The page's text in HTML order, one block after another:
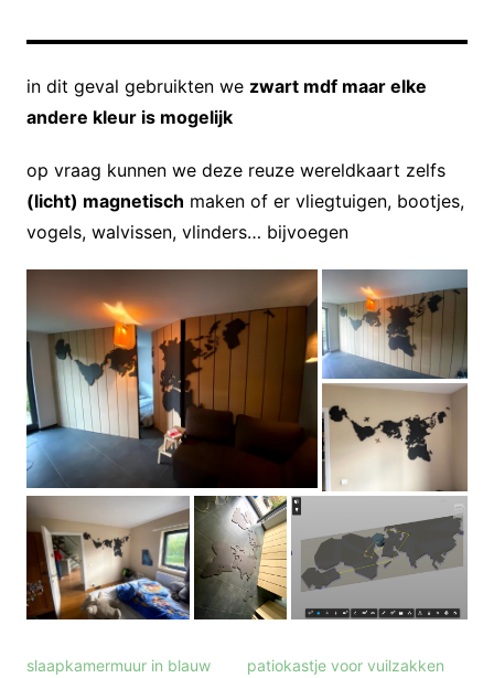
in dit geval gebruikten we zwart mdf maar elke
andere kleur is mogelijk
op vraag kunnen we deze reuze wereldkaart zelfs
(licht) magnetisch maken of er vliegtuigen, bootjes,
vogels, walvissen, vlinders… bijvoegen
slaapkamermuur in blauw
patiokastje voor vuilzakken